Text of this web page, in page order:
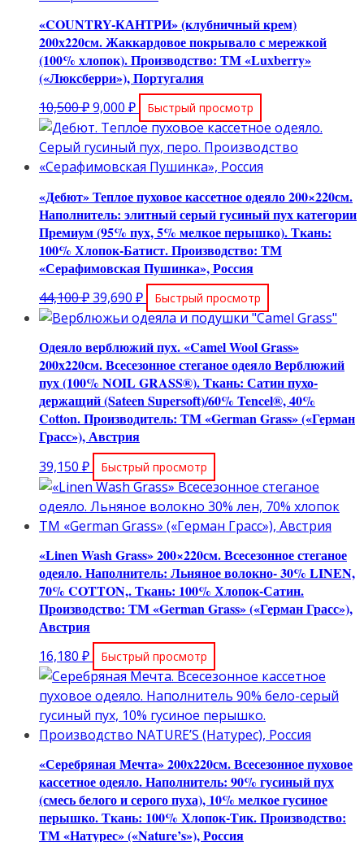
«COUNTRY-КАНТРИ» (клубничный крем)
200х220см. Жаккардовое покрывало с мережкой
(100% хлопок). Производство: ТМ «Luxberry»
(«Люксберри»), Португалия
10,500₽Первоначальная
цена
составляла
10,500 ₽.
9,000 ₽Текущая
цена:
9,000 ₽.
Быстрый просмотр
«Дебют» Теплое пуховое кассетное одеяло 200×220см.
Наполнитель: элитный серый гусиный пух категории
Премиум (95% пух, 5% мелкое перышко). Ткань:
100% Хлопок-Батист. Производство: ТМ
«Серафимовская Пушинка», Россия
44,100₽Первоначальная
цена
44,100 ₽.
39,690 ₽Текущая
цена:
Быстрый просмотр
Одеяло верблюжий пух. «Camel Wool Grass»
200х220см. Всесезонное стеганое одеяло Верблюжий
пух (100% NOIL GRASS®). Ткань: Сатин пухо-
держащий (Sateen Supersoft)/60% Tencel®, 40%
Cotton. Производитель: ТМ «German Grass» («Герман
Грасс»), Австрия
39,150 ₽ Быстрый просмотр
«Linen Wash Grass» 200×220см. Всесезонное стеганое
одеяло. Наполнитель: Льняное волокно- 30% LINEN,
70% COTTON,. Ткань: 100% Хлопок-Сатин.
Производство: ТМ «German Grass» («Герман Грасс»),
Австрия
16,180 ₽ Быстрый просмотр
«Серебряная Мечта» 200х220см. Всесезонное пуховое
кассетное одеяло. Наполнитель: 90% гусиный пух
(смесь белого и серого пуха), 10% мелкое гусиное
перышко. Ткань: 100% Хлопок-Тик. Производство:
ТМ «Натурес» («Nature’s»), Россия